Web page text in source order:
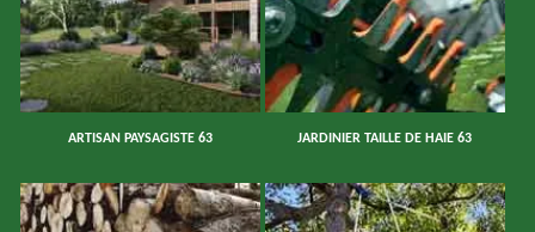
ARTISAN PAYSAGISTE 63 JARDINIER TAILLE DE HAIE 63